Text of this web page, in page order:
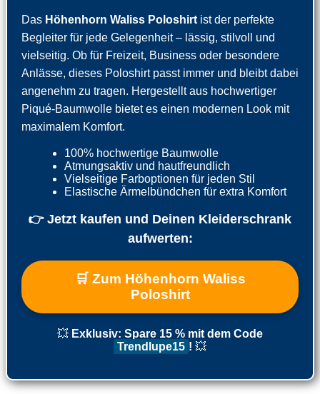
Das Höhenhorn Waliss Poloshirt ist der perfekte
Begleiter für jede Gelegenheit – lässig, stilvoll und
vielseitig. Ob für Freizeit, Business oder besondere
Anlässe, dieses Poloshirt passt immer und bleibt dabei
angenehm zu tragen. Hergestellt aus hochwertiger
Piqué-Baumwolle bietet es einen modernen Look mit
maximalem Komfort.
100% hochwertige Baumwolle
Atmungsaktiv und hautfreundlich
Vielseitige Farboptionen für jeden Stil
Elastische Ärmelbündchen für extra Komfort
👉 Jetzt kaufen und Deinen Kleiderschrank
aufwerten:
🛒 Zum Höhenhorn Waliss
Poloshirt
💥 Exklusiv: Spare 15 % mit dem Code
Trendlupe15 ! 💥